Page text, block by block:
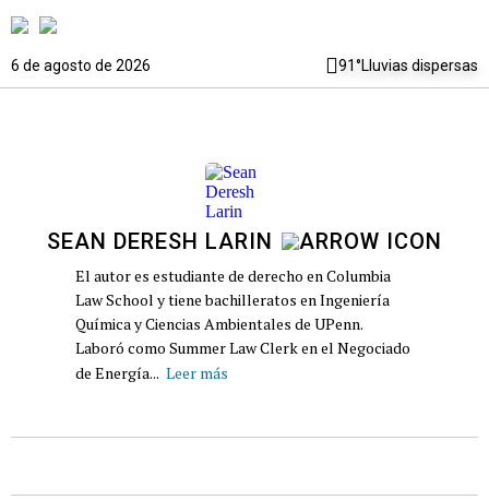
6 de agosto de 2026 91°Lluvias dispersas
SEAN DERESH LARIN
El autor es estudiante de derecho en Columbia
Law School y tiene bachilleratos en Ingeniería
Química y Ciencias Ambientales de UPenn.
Laboró como Summer Law Clerk en el Negociado
de Energía... Leer más